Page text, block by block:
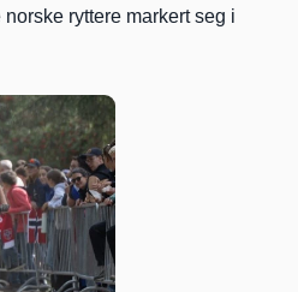
ryttere markert seg i